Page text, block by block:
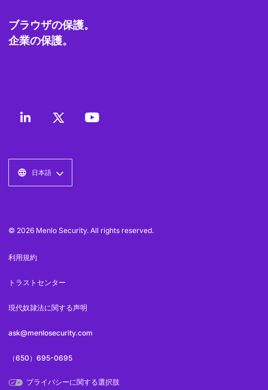
ブラウザの保護。
企業の保護。
日本語
© 2026 Menlo Security. All rights reserved.
利用規約
トラストセンター
現代奴隷法に関する声明
ask@menlosecurity.com
（650）695-0695
プライバシーに関する選択肢